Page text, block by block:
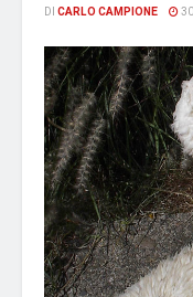
DI CARLO CAMPIONE